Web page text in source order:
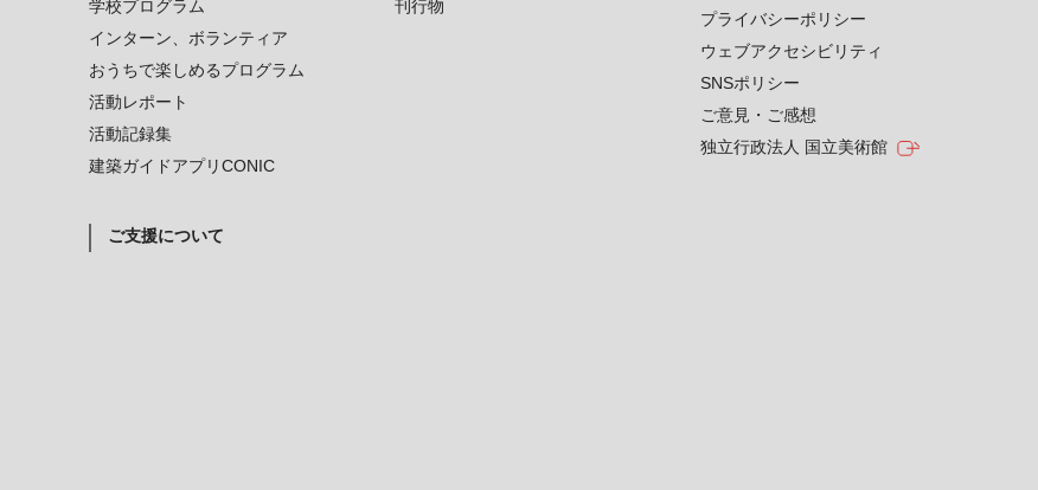
学校プログラム
インターン、ボランティア
おうちで楽しめるプログラム
活動レポート
活動記録集
建築ガイドアプリCONIC
刊行物
ご支援について
プライバシーポリシー
ウェブアクセシビリティ
SNSポリシー
ご意見・ご感想
独立行政法人 国立美術館